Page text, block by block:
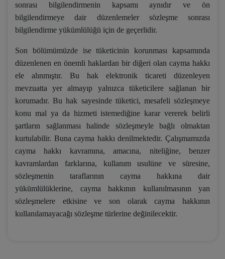
sonrası bilgilendirmenin kapsamı aynıdır ve ön
bilgilendirmeye dair düzenlemeler sözleşme sonrası
bilgilendirme yükümlülüğü için de geçerlidir.
Son bölümümüzde ise tüketicinin korunması kapsamında
düzenlenen en önemli haklardan bir diğeri olan cayma hakkı
ele alınmıştır. Bu hak elektronik ticareti düzenleyen
mevzuatta yer almayıp yalnızca tüketicilere sağlanan bir
korumadır. Bu hak sayesinde tüketici, mesafeli sözleşmeye
konu mal ya da hizmeti istemediğine karar vererek belirli
şartların sağlanması halinde sözleşmeyle bağlı olmaktan
kurtulabilir. Buna cayma hakkı denilmektedir. Çalışmamızda
cayma hakkı kavramına, amacına, niteliğine, benzer
kavramlardan farklarına, kullanım usulüne ve süresine,
sözleşmenin taraflarının cayma hakkına dair
yükümlülüklerine, cayma hakkının kullanılmasının yan
sözleşmelere etkisine ve son olarak cayma hakkının
kullanılamayacağı sözleşme türlerine değinilecektir.